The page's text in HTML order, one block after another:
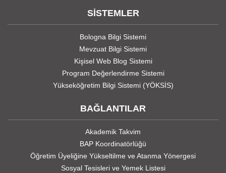
SİSTEMLER
Bologna Bilgi Sistemi
Mevzuat Bilgi Sistemi
Kişisel Web Blog Sistemi
Program Değerlendirme Sistemi
Yükseköğretim Bilgi Sistemi (YÖKSİS)
BAĞLANTILAR
Akademik Takvim
BAP Koordinatörlüğü
Öğretim Üyeliğine Yükseltilme ve Atanma Yönergesi
Sosyal Tesisleri ve Yemek Listesi